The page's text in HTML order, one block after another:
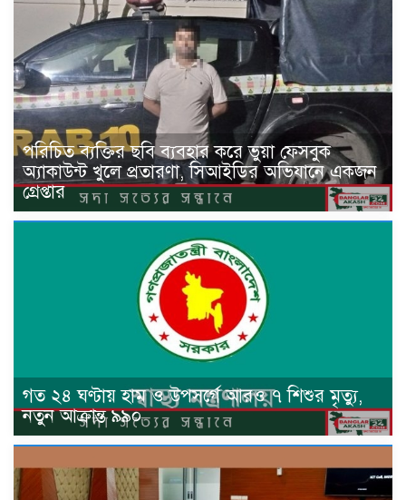
পরিচিত ব্যক্তির ছবি ব্যবহার করে ভুয়া ফেসবুক
অ্যাকাউন্ট খুলে প্রতারণা, সিআইডির অভিযানে একজন
গ্রেপ্তার
গত ২৪ ঘণ্টায় হাম ও উপসর্গে আরও ৭ শিশুর মৃত্যু,
নতুন আক্রান্ত ৯৯০